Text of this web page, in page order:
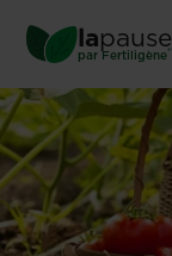
main
content
lapause
par Fertiligène®